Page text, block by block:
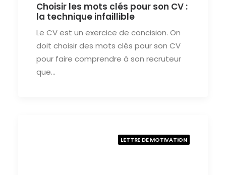
Choisir les mots clés pour son CV :
la technique infaillible
Le CV est un exercice de concision. On
doit choisir des mots clés pour son CV
pour faire comprendre à son recruteur
que…
LETTRE DE MOTIVATION